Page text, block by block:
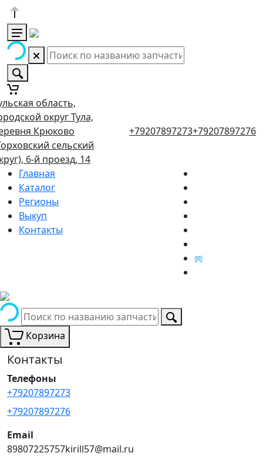
область,
округ Тула,
Крюково
сельский
6-й проезд, 14
+79207897273+79207897276
Главная
Каталог
Регионы
Выкуп
Контакты
Корзина
Контакты
Телефоны
+79207897273
+79207897276
Email
89807225757kirill57@mail.ru